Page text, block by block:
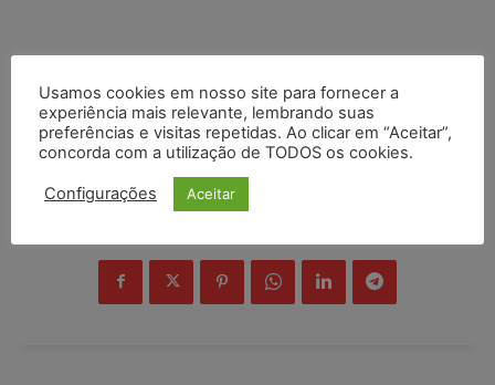
Usamos cookies em nosso site para fornecer a
experiência mais relevante, lembrando suas
preferências e visitas repetidas. Ao clicar em “Aceitar”,
concorda com a utilização de TODOS os cookies.
Configurações Aceitar